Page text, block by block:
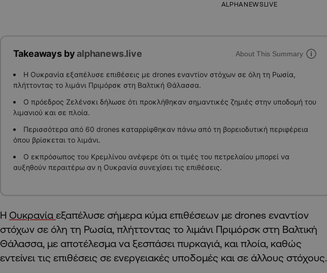
ALPHANEWSLIVE
Takeaways byalphanews.live About This Summary
Η Ουκρανία εξαπέλυσε επιθέσεις με drones εναντίον στόχων σε όλη τη Ρωσία,
πλήττοντας το λιμάνι Πριμόρσκ στη Βαλτική Θάλασσα.
Ο πρόεδρος Ζελένσκι δήλωσε ότι προκλήθηκαν σημαντικές ζημιές στην υποδομή του
λιμανιού και σε πλοία.
Περισσότερα από 60 drones καταρρίφθηκαν πάνω από τη βορειοδυτική περιφέρεια
όπου βρίσκεται το λιμάνι.
Ο εκπρόσωπος του Κρεμλίνου ανέφερε ότι οι τιμές του πετρελαίου μπορεί να
αυξηθούν περαιτέρω αν η Ουκρανία συνεχίσει τις επιθέσεις.
Η Ουκρανία εξαπέλυσε σήμερα κύμα επιθέσεων με drones εναντίον
στόχων σε όλη τη Ρωσία, πλήττοντας το λιμάνι Πριμόρσκ στη Βαλτική
Θάλασσα, με αποτέλεσμα να ξεσπάσει πυρκαγιά, και πλοία, καθώς
εντείνει τις επιθέσεις σε ενεργειακές υποδομές και σε άλλους στόχους.